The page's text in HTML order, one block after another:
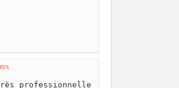
professionnelle